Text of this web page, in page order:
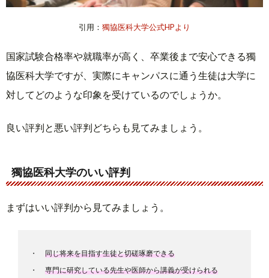
引用： 獨協医科大学公式HPより
国家試験合格率や就職率が高く、卒業後まで安心できる獨
協医科大学ですが、実際にキャンパスに通う生徒は大学に
対してどのような印象を受けているのでしょうか。
良い評判と悪い評判どちらも見てみましょう。
獨協医科大学のいい評判
まずはいい評判から見てみましょう。
同じ将来を目指す生徒と切磋琢磨できる
専門に研究している先生や医師から講義が受けられる